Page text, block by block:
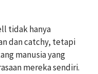
tidak hanya
dan catchy, tetapi
manusia yang
mereka sendiri.